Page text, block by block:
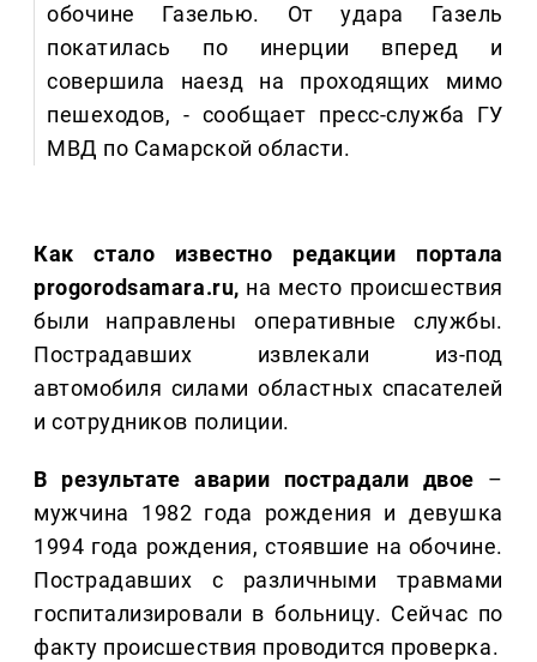
обочине Газелью. От удара Газель
покатилась по инерции вперед и
совершила наезд на проходящих мимо
пешеходов, - сообщает пресс-служба ГУ
МВД по Самарской области.
Как стало известно редакции портала
progorodsamara.ru, на место происшествия
были направлены оперативные службы.
Пострадавших извлекали из-под
автомобиля силами областных спасателей
и сотрудников полиции.
В результате аварии пострадали двое –
мужчина 1982 года рождения и девушка
1994 года рождения, стоявшие на обочине.
Пострадавших с различными травмами
госпитализировали в больницу. Сейчас по
факту происшествия проводится проверка.